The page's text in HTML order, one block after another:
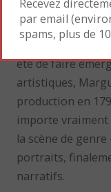
S’étant fait un
souvent à titre
été de faire
artistiques,
production en
importe vraiment
la scène de
portraits,
narratifs.
Recevez
par email
spams, plus de